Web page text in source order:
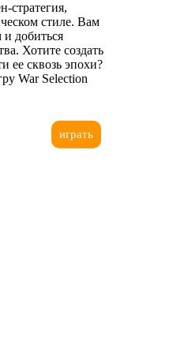
стратегия,
стиле. Вам
и добиться
Хотите создать
ее сквозь эпохи?
War Selection
играть